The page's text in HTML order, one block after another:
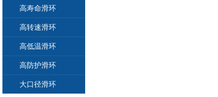
高寿命滑环
高转速滑环
高低温滑环
高防护滑环
大口径滑环